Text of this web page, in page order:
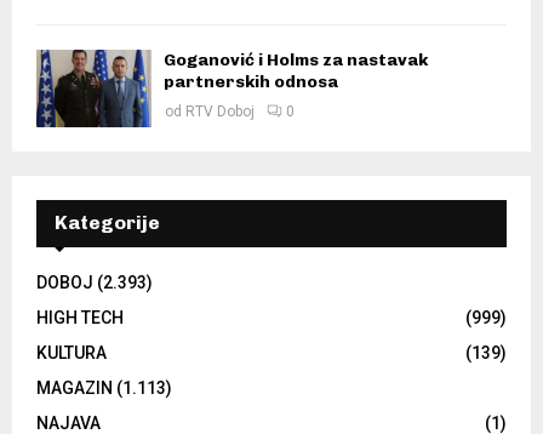
Goganović i Holms za nastavak
partnerskih odnosa
od RTV Doboj 0
Kategorije
DOBOJ (2.393)
HIGH TECH
(999)
KULTURA
(139)
MAGAZIN (1.113)
NAJAVA
(1)